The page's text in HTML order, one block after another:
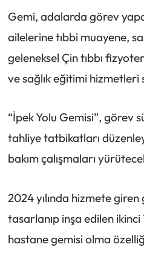
Gemi, adalarda görev
ailelerine tıbbi muayene,
geleneksel Çin tıbbı
ve sağlık eğitimi hizmetleri
“İpek Yolu Gemisi”, görev
tahliye tatbikatları
bakım çalışmaları
2024 yılında hizmete
tasarlanıp inşa edilen ikinci
hastane gemisi olma